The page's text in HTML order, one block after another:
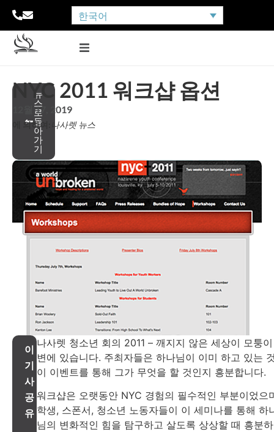
한국어
뉴
스
로
돌
아
가
기
NYC 2011 워크샵 옵션
12월 17, 2019
에 의하여: 나사렛 뉴스
이
기
사
공
유
나사렛 청소년 회의 2011 – 깨지지 않은 세상이 모퉁
변에 있습니다. 주최자들은 하나님이 이미 하고 있는
이 이벤트를 통해 그가 무엇을 할 것인지 흥분합니다.
워크샵은 오랫동안 NYC 경험의 필수적인 부분이었으
학생, 스폰서, 청소년 노동자들이 이 세미나를 통해 하
님의 변화적인 힘을 탐구하고 살도록 상상할 때 흥분